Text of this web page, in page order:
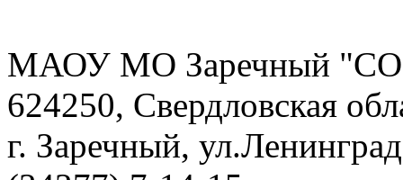
МАОУ МО Заречный
624250, Свердловская
г. Заречный,